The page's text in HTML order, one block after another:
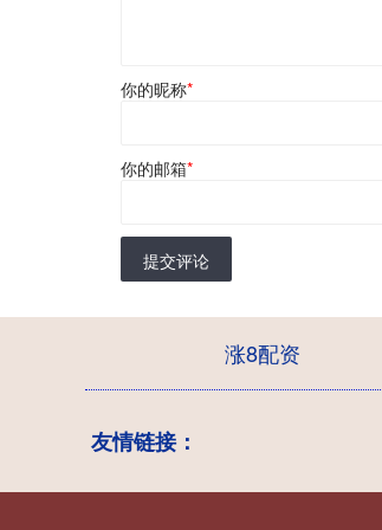
你的昵称*
你的邮箱*
提交评论
涨8配资
友情链接：